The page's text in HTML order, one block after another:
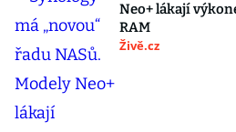
Neo+ lákají
RAM
Živě.cz